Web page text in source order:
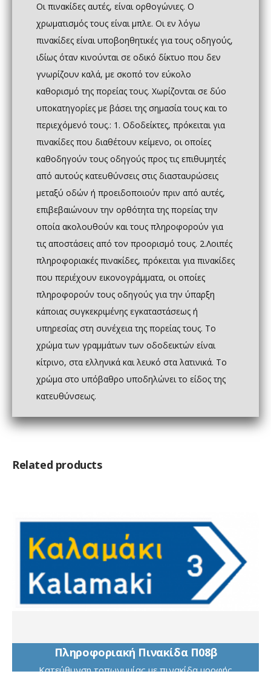
Οι πινακίδες αυτές, είναι ορθογώνιες. Ο
χρωματισμός τους είναι μπλε. Οι εν λόγω
πινακίδες είναι υποβοηθητικές για τους οδηγούς,
ιδίως όταν κινούνται σε οδικό δίκτυο που δεν
γνωρίζουν καλά, με σκοπό τον εύκολο
καθορισμό της πορείας τους. Χωρίζονται σε δύο
υποκατηγορίες με βάσει της σημασία τους και το
περιεχόμενό τους.: 1. Οδοδείκτες, πρόκειται για
πινακίδες που διαθέτουν κείμενο, οι οποίες
καθοδηγούν τους οδηγούς προς τις επιθυμητές
από αυτούς κατευθύνσεις στις διασταυρώσεις
μεταξύ οδών ή προειδοποιούν πριν από αυτές,
επιβεβαιώνουν την ορθότητα της πορείας την
οποία ακολουθούν και τους πληροφορούν για
τις αποστάσεις από τον προορισμό τους. 2.Λοιπές
πληροφοριακές πινακίδες, πρόκειται για πινακίδες
που περιέχουν εικονογράμματα, οι οποίες
πληροφορούν τους οδηγούς για την ύπαρξη
κάποιας συγκεκριμένης εγκαταστάσεως ή
υπηρεσίας στη συνέχεια της πορείας τους. Το
χρώμα των γραμμάτων των οδοδεικτών είναι
κίτρινο, στα ελληνικά και λευκό στα λατινικά. Το
χρώμα στο υπόβαθρο υποδηλώνει το είδος της
κατευθύνσεως.
Related products
Πληροφοριακή Πινακίδα Π08β
Κατεύθυνση τοπωνυμίας με πινακίδα μορφής